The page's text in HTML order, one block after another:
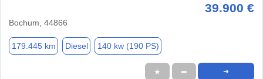
39.900 €
Bochum, 44866
179.445 km Diesel 140 kw (190 PS)
★ ➦ ➜